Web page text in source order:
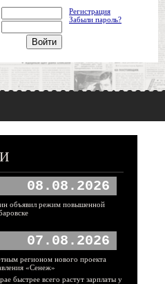
Регистрация
Забыли пароль?
08.08.2026
объявил режим повышенной
07.08.2026
регионом нового проекта
«Сенеж»
быстрее всего растут зарплаты у